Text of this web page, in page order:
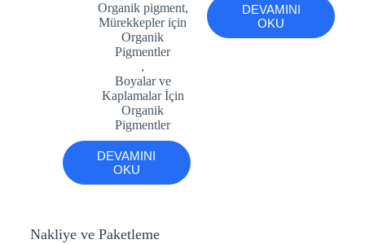
Organik pigment,
Mürekkepler için
Organik
Pigmentler
,
Boyalar ve
Kaplamalar İçin
Organik
Pigmentler
DEVAMINI
OKU
DEVAMINI
OKU
Nakliye ve Paketleme